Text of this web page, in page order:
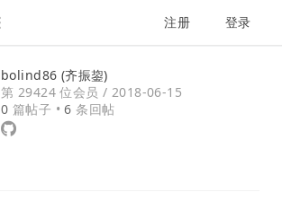
注册 登录
bolind86 (齐振鋆)
第 29424 位会员 / 2018-06-15
0 篇帖子 •6 条回帖